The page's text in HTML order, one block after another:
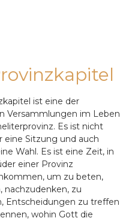
ist eine der
Versammlungen im Leben
Es ist nicht
eine Sitzung und auch
Wahl. Es ist eine Zeit, in
einer Provinz
um zu beten,
nachzudenken, zu
Entscheidungen zu treffen
wohin Gott die